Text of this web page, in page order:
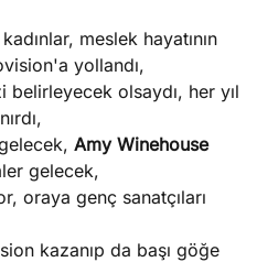
meslek hayatının
yollandı,
olsaydı, her yıl
Amy Winehouse
gelecek,
oraya genç sanatçıları
kazanıp da başı göğe